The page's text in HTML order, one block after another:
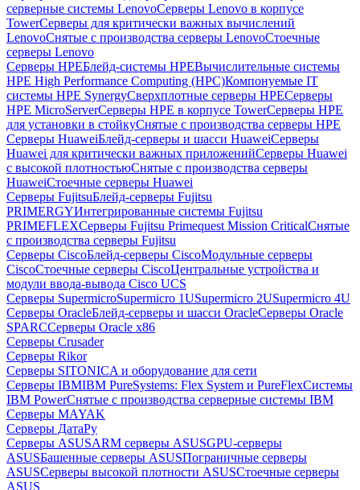
серверные системы LenovoСерверы Lenovo в корпусе
TowerСерверы для критически важных вычислений
LenovoСнятые с производства серверы LenovoСтоечные
серверы Lenovo
Серверы HPEБлейд-системы HPEВычислительные системы
HPE High Performance Computing (HPC)Компонуемые IT
системы HPE SynergyСверхплотные серверы HPEСерверы
HPE MicroServerСерверы HPE в корпусе TowerСерверы HPE
для установки в стойкуСнятые с производства серверы HPE
Серверы HuaweiБлейд-серверы и шасси HuaweiСерверы
Huawei для критически важных приложенийСерверы Huawei
с высокой плотностьюСнятые с производства серверы
HuaweiСтоечные серверы Huawei
Серверы FujitsuБлейд-серверы Fujitsu
PRIMERGYИнтегрированные системы Fujitsu
PRIMEFLEXСерверы Fujitsu Primequest Mission CriticalСнятые
с производства серверы Fujitsu
Серверы CiscoБлейд-серверы CiscoМодульные серверы
CiscoСтоечные серверы CiscoЦентральные устройства и
модули ввода-вывода Cisco UCS
Серверы SupermicroSupermicro 1USupermicro 2USupermicro 4U
Серверы OracleБлейд-серверы и шасси OracleСерверы Oracle
SPARCСерверы Oracle x86
Серверы Crusader
Серверы Rikor
Серверы SITONICA и оборудование для сети
Серверы IBMIBM PureSystems: Flex System и PureFlexСистемы
IBM PowerСнятые с производства серверные системы IBM
Серверы MAYAK
Серверы ДатаРу
Серверы ASUSARM серверы ASUSGPU-серверы
ASUSБашенные серверы ASUSПограничные серверы
ASUSСерверы высокой плотности ASUSСтоечные серверы
ASUS